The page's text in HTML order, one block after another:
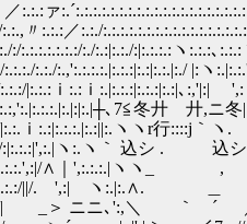
:.:./:/:.:.:.:.:.:.:/:./:.:|:.:./:|:.:.:.:
|:ヽ
､:,'|:| ',:ヽヽ
､7≦冬廾 廾,ニ冬
ヽヽr行::::j｀ヽ.
ヽ:.ヽ｀ 込シ . 込
ヽヽ_ , .／／|´.
:.|:.∧. ＿ u .∧:.:|
､':,＼ ｀ ´ ／